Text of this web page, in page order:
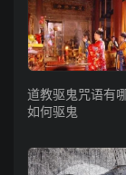
道教驱鬼咒语有
如何驱鬼